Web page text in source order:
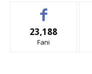
23,188
Fani